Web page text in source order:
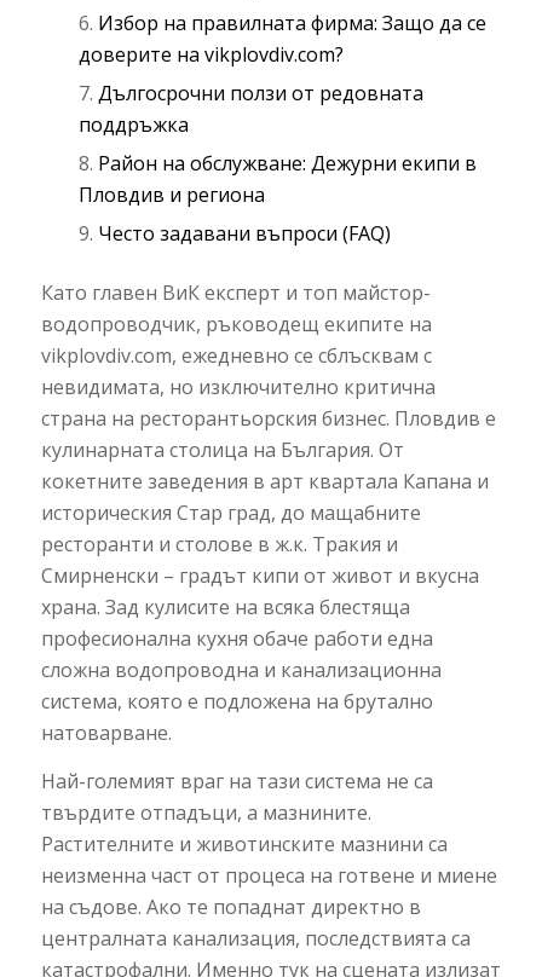
Избор на правилната фирма: Защо да се
доверите на vikplovdiv.com?
Дългосрочни ползи от редовната
поддръжка
Район на обслужване: Дежурни екипи в
Пловдив и региона
Често задавани въпроси (FAQ)
Като главен ВиК експерт и топ майстор-
водопроводчик, ръководещ екипите на
vikplovdiv.com, ежедневно се сблъсквам с
невидимата, но изключително критична
страна на ресторантьорския бизнес. Пловдив е
кулинарната столица на България. От
кокетните заведения в арт квартала Капана и
историческия Стар град, до мащабните
ресторанти и столове в ж.к. Тракия и
Смирненски – градът кипи от живот и вкусна
храна. Зад кулисите на всяка блестяща
професионална кухня обаче работи една
сложна водопроводна и канализационна
система, която е подложена на брутално
натоварване.
Най-големият враг на тази система не са
твърдите отпадъци, а мазнините.
Растителните и животинските мазнини са
неизменна част от процеса на готвене и миене
на съдове. Ако те попаднат директно в
централната канализация, последствията са
катастрофални. Именно тук на сцената излизат